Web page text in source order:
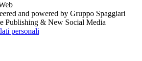
and powered by Gruppo Spaggiari
Publishing & New Social Media
personali